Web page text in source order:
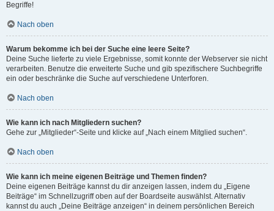
Begriffe!
Nach oben
Warum bekomme ich bei der Suche eine leere Seite?
Deine Suche lieferte zu viele Ergebnisse, somit konnte der Webserver sie nicht
verarbeiten. Benutze die erweiterte Suche und gib spezifischere Suchbegriffe
ein oder beschränke die Suche auf verschiedene Unterforen.
Nach oben
Wie kann ich nach Mitgliedern suchen?
Gehe zur „Mitglieder“-Seite und klicke auf „Nach einem Mitglied suchen“.
Nach oben
Wie kann ich meine eigenen Beiträge und Themen finden?
Deine eigenen Beiträge kannst du dir anzeigen lassen, indem du „Eigene
Beiträge“ im Schnellzugriff oben auf der Boardseite auswählst. Alternativ
kannst du auch „Deine Beiträge anzeigen“ in deinem persönlichen Bereich